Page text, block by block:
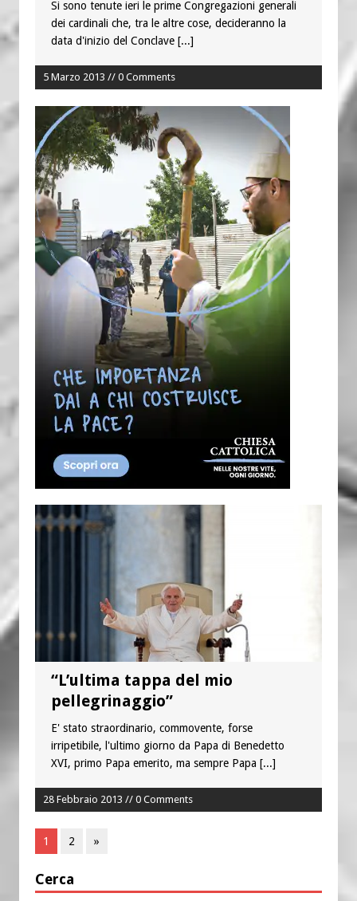
Si sono tenute ieri le prime Congregazioni generali
dei cardinali che, tra le altre cose, decideranno la
data d'inizio del Conclave [...]
5 Marzo 2013 // 0 Comments
“L’ultima tappa del mio
pellegrinaggio”
E' stato straordinario, commovente, forse
irripetibile, l'ultimo giorno da Papa di Benedetto
XVI, primo Papa emerito, ma sempre Papa [...]
28 Febbraio 2013 // 0 Comments
1 2 »
Cerca